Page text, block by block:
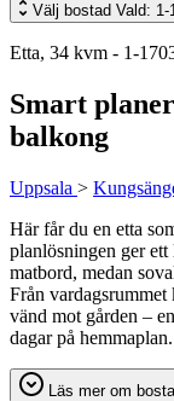
Välj bostad Vald: 1-
Etta, 34 kvm - 1-
Smart
balkong
Uppsala >
Här får du en etta
planlösningen ger
matbord, medan
Från
vänd mot gården –
dagar på hemmaplan.
Läs mer om